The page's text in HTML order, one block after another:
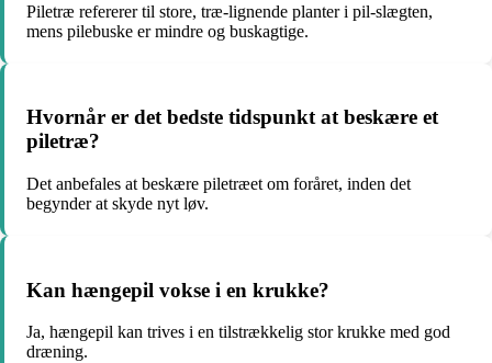
Piletræ refererer til store, træ-lignende planter i pil-slægten,
mens pilebuske er mindre og buskagtige.
Hvornår er det bedste tidspunkt at beskære et
piletræ?
Det anbefales at beskære piletræet om foråret, inden det
begynder at skyde nyt løv.
Kan hængepil vokse i en krukke?
Ja, hængepil kan trives i en tilstrækkelig stor krukke med god
dræning.